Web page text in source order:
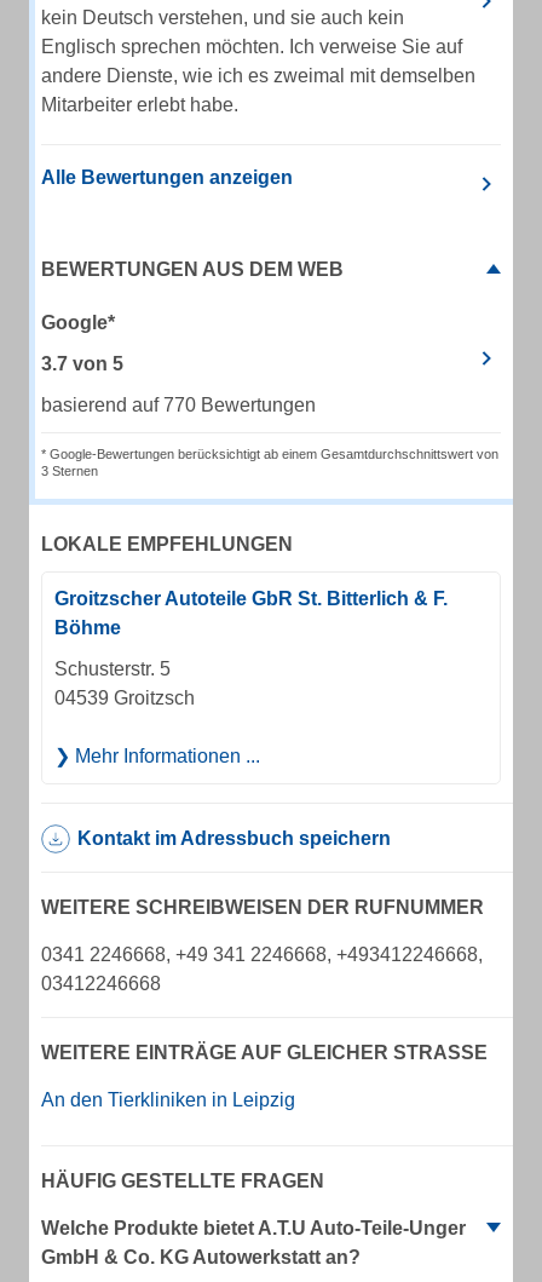
kein Deutsch verstehen, und sie auch kein
Englisch sprechen möchten. Ich verweise Sie auf
andere Dienste, wie ich es zweimal mit demselben
Mitarbeiter erlebt habe.
Alle Bewertungen anzeigen
BEWERTUNGEN AUS DEM WEB
Google*
3.7 von 5
basierend auf 770 Bewertungen
* Google-Bewertungen berücksichtigt ab einem Gesamtdurchschnittswert von
3 Sternen
LOKALE EMPFEHLUNGEN
Groitzscher Autoteile GbR St. Bitterlich & F.
Böhme
Schusterstr. 5
04539 Groitzsch
Mehr Informationen ...
Kontakt im Adressbuch speichern
WEITERE SCHREIBWEISEN DER RUFNUMMER
0341 2246668, +49 341 2246668, +493412246668,
03412246668
WEITERE EINTRÄGE AUF GLEICHER STRASSE
An den Tierkliniken in Leipzig
HÄUFIG GESTELLTE FRAGEN
Welche Produkte bietet A.T.U Auto-Teile-Unger
GmbH & Co. KG Autowerkstatt an?